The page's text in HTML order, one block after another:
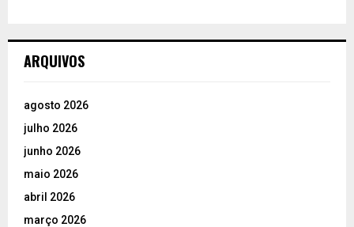
ARQUIVOS
agosto 2026
julho 2026
junho 2026
maio 2026
abril 2026
março 2026